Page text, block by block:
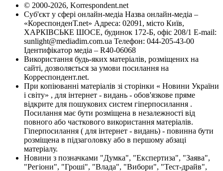
© 2000-2026, Korrespondent.net
Суб'єкт у сфері онлайн-медіа Назва онлайн-медіа –
«КореспонденТ.net» Адреса: 02091, місто Київ,
ХАРКІВСЬКЕ ШОСЕ, будинок 172-Б, офіс 208/1 E-mail:
sunlight@mediadim.com.ua Телефон: 044-205-43-00
Ідентифікатор медіа – R40-06068
Використання будь-яких матеріалів, розміщених на
сайті, дозволяється за умови посилання на
Корреспондент.net.
При копіюванні матеріалів зі сторінки « Новини України
і світу» , для інтернет - видань - обов'язкове пряме
відкрите для пошукових систем гіперпосилання .
Посилання має бути розміщена в незалежності від
повного або часткового використання матеріалів.
Гіперпосилання ( для інтернет - видань) - повинна бути
розміщена в підзаголовку або в першому абзаці
матеріалу.
Новини з позначками "Думка", "Експертиза", "Заява",
"Регіони", "Гроші", "Влада", "Вибори", "Тест-драйв",